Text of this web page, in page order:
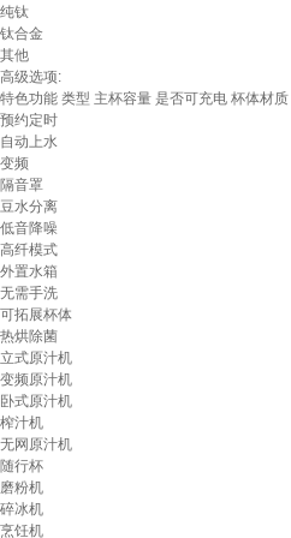
纯钛
钛合金
其他
高级选项:
特色功能 类型 主杯容量 是否可充电 杯体材质
预约定时
自动上水
变频
隔音罩
豆水分离
低音降噪
高纤模式
外置水箱
无需手洗
可拓展杯体
热烘除菌
立式原汁机
变频原汁机
卧式原汁机
榨汁机
无网原汁机
随行杯
磨粉机
碎冰机
烹饪机